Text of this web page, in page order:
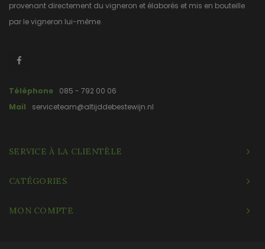
provenant directement du vigneron et élaborés et mis en bouteille
par le vigneron lui-même.
Téléphone
085 - 792 00 06
Mail
serviceteam@altijddebestewijn.nl
SERVICE À LA CLIENTÈLE
CATÉGORIES
MON COMPTE